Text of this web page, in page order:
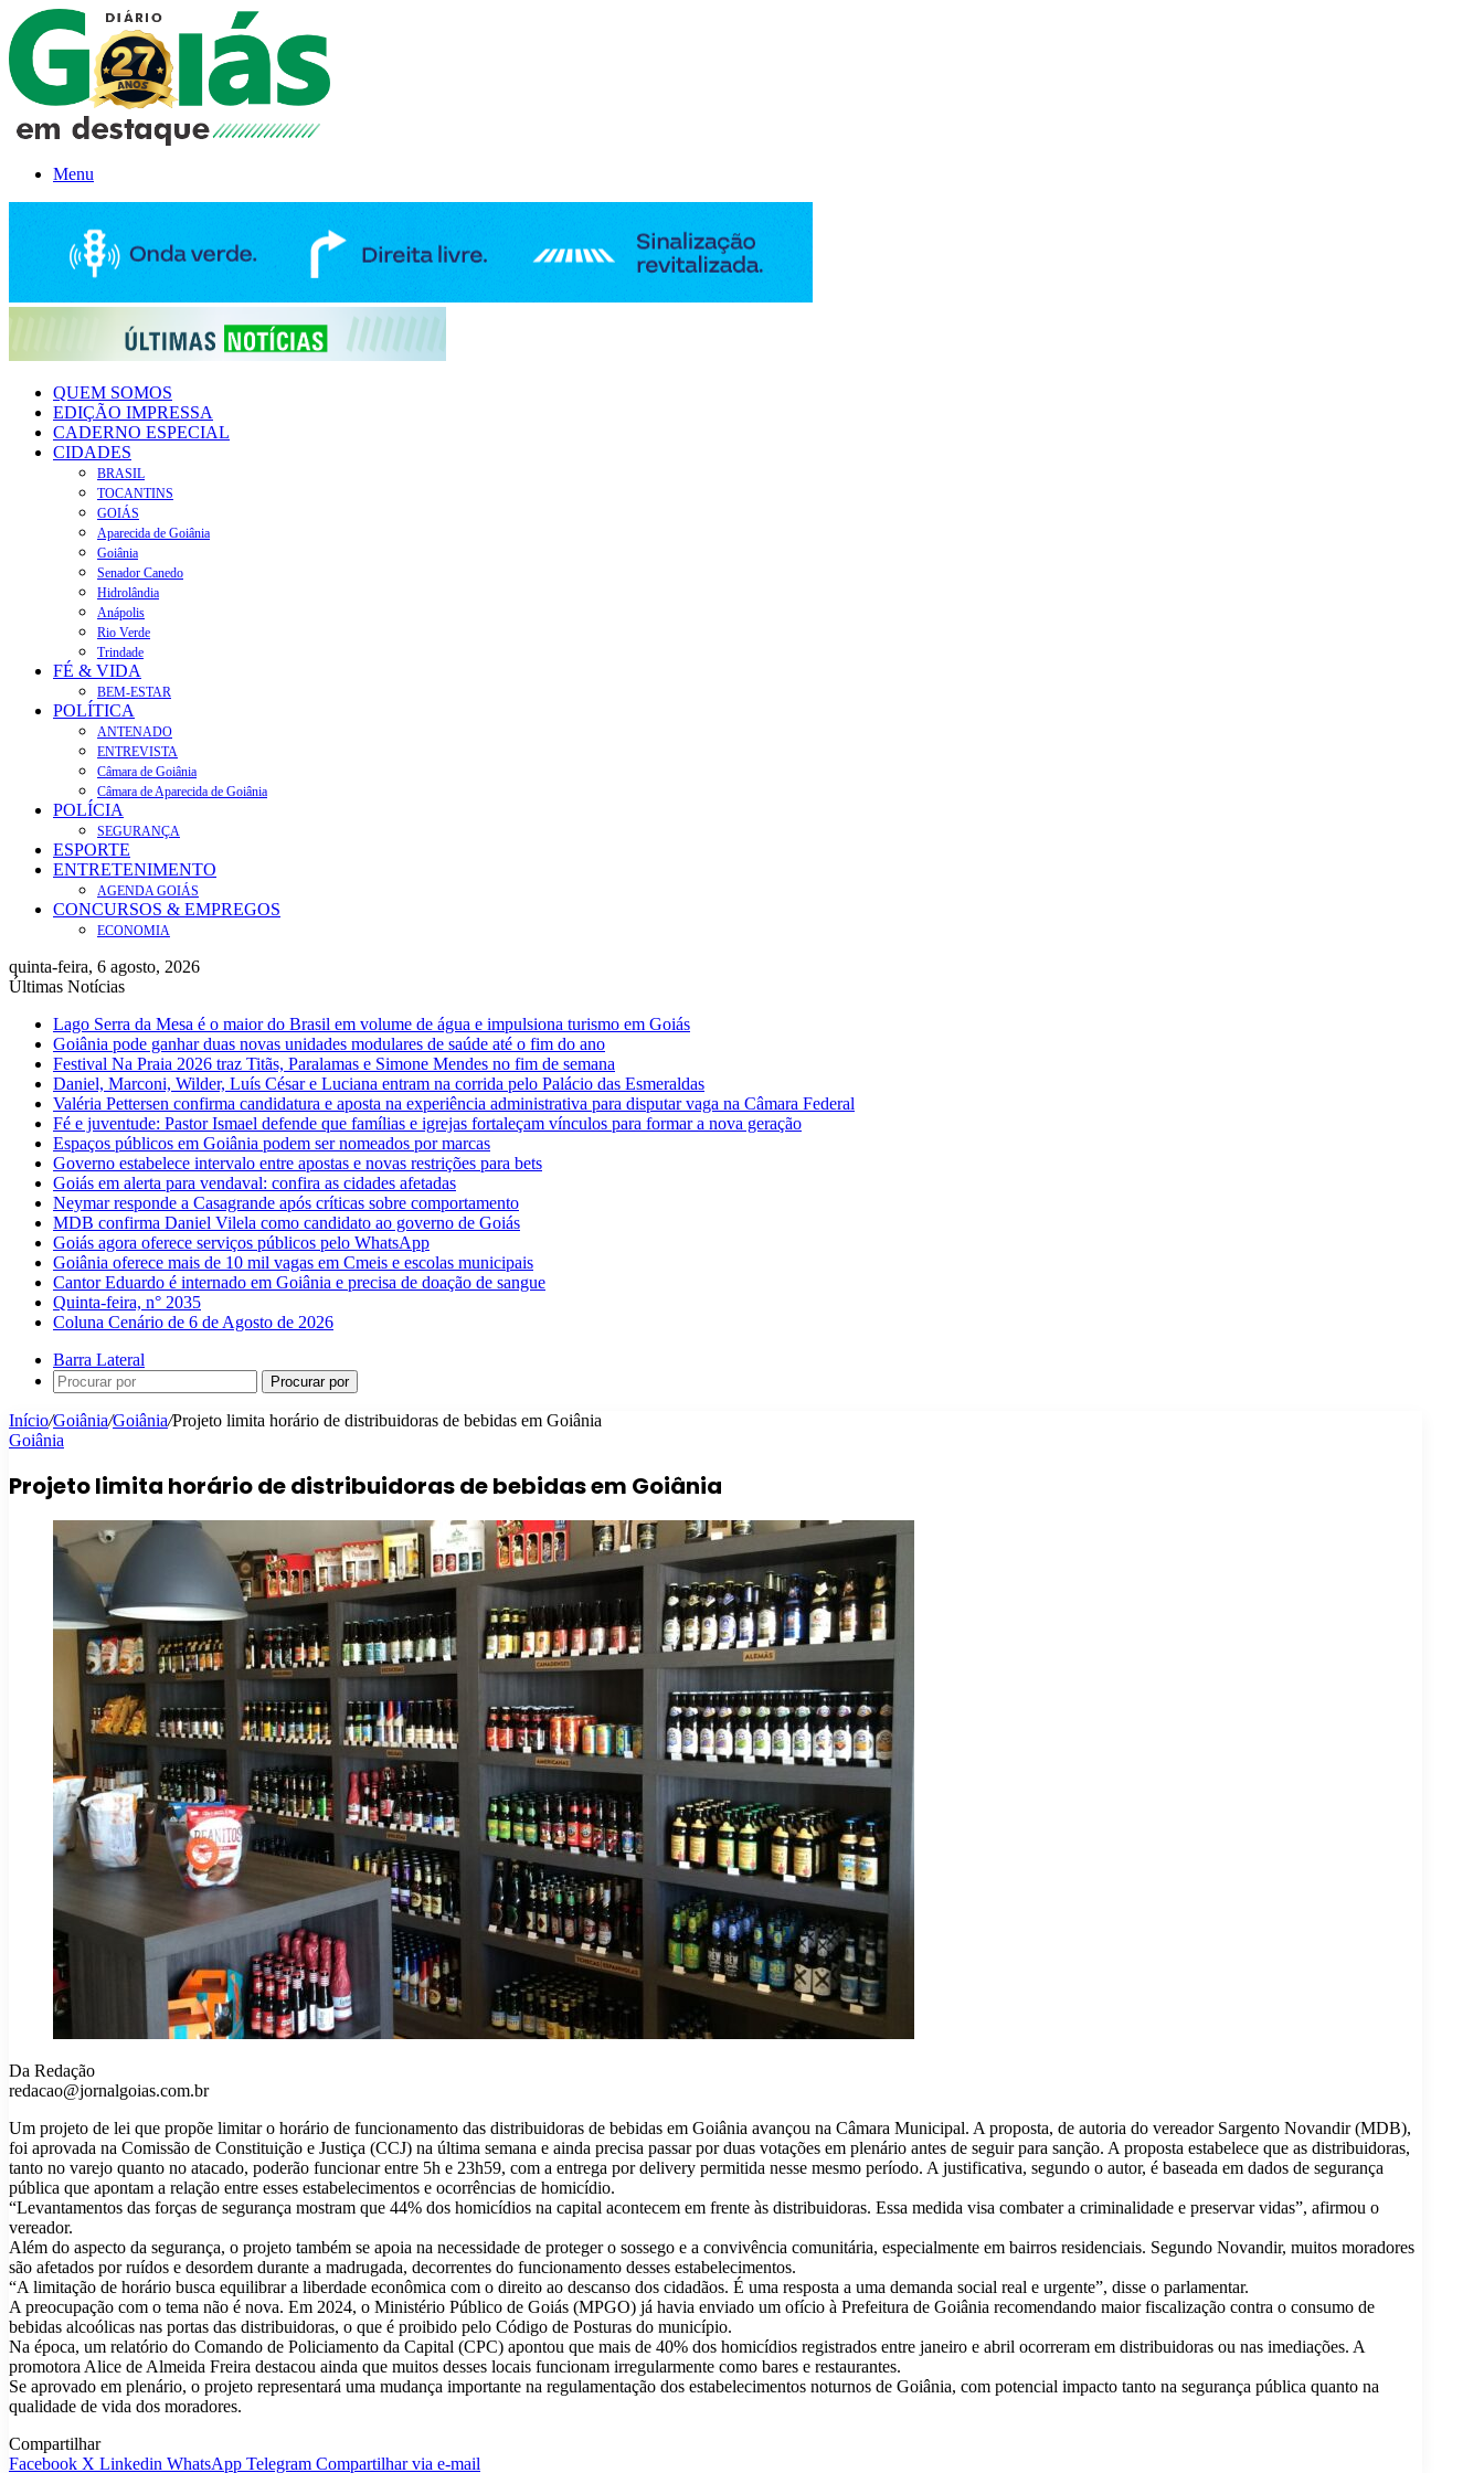
Menu
QUEM SOMOS
EDIÇÃO IMPRESSA
CADERNO ESPECIAL
CIDADES
BRASIL
TOCANTINS
GOIÁS
Aparecida de Goiânia
Goiânia
Senador Canedo
Hidrolândia
Anápolis
Rio Verde
Trindade
FÉ & VIDA
BEM-ESTAR
POLÍTICA
ANTENADO
ENTREVISTA
Câmara de Goiânia
Câmara de Aparecida de Goiânia
POLÍCIA
SEGURANÇA
ESPORTE
ENTRETENIMENTO
AGENDA GOIÁS
CONCURSOS & EMPREGOS
ECONOMIA
quinta-feira, 6 agosto, 2026
Últimas Notícias
Lago Serra da Mesa é o maior do Brasil em volume de água e impulsiona turismo em Goiás
Goiânia pode ganhar duas novas unidades modulares de saúde até o fim do ano
Festival Na Praia 2026 traz Titãs, Paralamas e Simone Mendes no fim de semana
Daniel, Marconi, Wilder, Luís César e Luciana entram na corrida pelo Palácio das Esmeraldas
Valéria Pettersen confirma candidatura e aposta na experiência administrativa para disputar vaga na Câmara Federal
Fé e juventude: Pastor Ismael defende que famílias e igrejas fortaleçam vínculos para formar a nova geração
Espaços públicos em Goiânia podem ser nomeados por marcas
Governo estabelece intervalo entre apostas e novas restrições para bets
Goiás em alerta para vendaval: confira as cidades afetadas
Neymar responde a Casagrande após críticas sobre comportamento
MDB confirma Daniel Vilela como candidato ao governo de Goiás
Goiás agora oferece serviços públicos pelo WhatsApp
Goiânia oferece mais de 10 mil vagas em Cmeis e escolas municipais
Cantor Eduardo é internado em Goiânia e precisa de doação de sangue
Quinta-feira, n° 2035
Coluna Cenário de 6 de Agosto de 2026
Barra Lateral
Procurar por
Início/Goiânia/Goiânia/Projeto limita horário de distribuidoras de bebidas em Goiânia
Goiânia
Projeto limita horário de distribuidoras de bebidas em Goiânia
Da Redação
redacao@jornalgoias.com.br
Um projeto de lei que propõe limitar o horário de funcionamento das distribuidoras de bebidas em Goiânia avançou na Câmara Municipal. A proposta, de autoria do vereador Sargento Novandir (MDB),
foi aprovada na Comissão de Constituição e Justiça (CCJ) na última semana e ainda precisa passar por duas votações em plenário antes de seguir para sanção. A proposta estabelece que as distribuidoras,
tanto no varejo quanto no atacado, poderão funcionar entre 5h e 23h59, com a entrega por delivery permitida nesse mesmo período. A justificativa, segundo o autor, é baseada em dados de segurança
pública que apontam a relação entre esses estabelecimentos e ocorrências de homicídio.
“Levantamentos das forças de segurança mostram que 44% dos homicídios na capital acontecem em frente às distribuidoras. Essa medida visa combater a criminalidade e preservar vidas”, afirmou o
vereador.
Além do aspecto da segurança, o projeto também se apoia na necessidade de proteger o sossego e a convivência comunitária, especialmente em bairros residenciais. Segundo Novandir, muitos moradores
são afetados por ruídos e desordem durante a madrugada, decorrentes do funcionamento desses estabelecimentos.
“A limitação de horário busca equilibrar a liberdade econômica com o direito ao descanso dos cidadãos. É uma resposta a uma demanda social real e urgente”, disse o parlamentar.
A preocupação com o tema não é nova. Em 2024, o Ministério Público de Goiás (MPGO) já havia enviado um ofício à Prefeitura de Goiânia recomendando maior fiscalização contra o consumo de
bebidas alcoólicas nas portas das distribuidoras, o que é proibido pelo Código de Posturas do município.
Na época, um relatório do Comando de Policiamento da Capital (CPC) apontou que mais de 40% dos homicídios registrados entre janeiro e abril ocorreram em distribuidoras ou nas imediações. A
promotora Alice de Almeida Freira destacou ainda que muitos desses locais funcionam irregularmente como bares e restaurantes.
Se aprovado em plenário, o projeto representará uma mudança importante na regulamentação dos estabelecimentos noturnos de Goiânia, com potencial impacto tanto na segurança pública quanto na
qualidade de vida dos moradores.
Compartilhar
Facebook X Linkedin WhatsApp Telegram Compartilhar via e-mail